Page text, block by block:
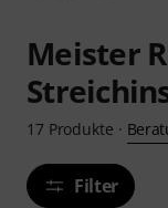
Meister
17 Produkte ·
Filter